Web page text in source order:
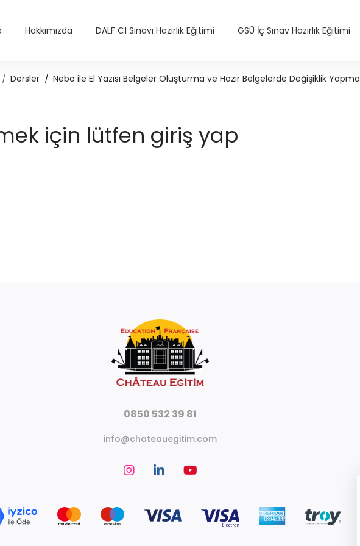
Hakkımızda DALF C1 Sınavı Hazırlık Eğitimi GSÜ İç Sınav Hazırlık Eğitimi
Dersler Nebo ile El Yazısı Belgeler Oluşturma ve Hazır Belgelerde Değişiklik Yapma
için lütfen giriş yap
0850 532 39 81
info@chateauegitim.com